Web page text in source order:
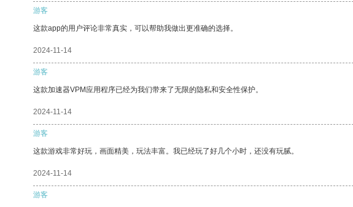
游客
这款app的用户评论非常真实，可以帮助我做出更准确的选择。
2024-11-14
游客
这款加速器VPM应用程序已经为我们带来了无限的隐私和安全性保护。
2024-11-14
游客
这款游戏非常好玩，画面精美，玩法丰富。我已经玩了好几个小时，还没有玩腻。
2024-11-14
游客